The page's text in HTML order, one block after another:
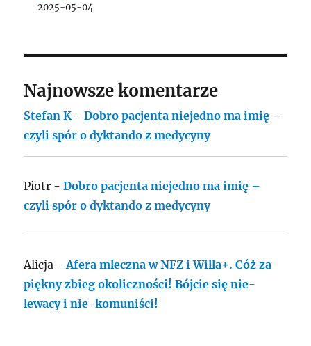
2025-05-04
Najnowsze komentarze
Stefan K -Dobro pacjenta niejedno ma imię –
czyli spór o dyktando z medycyny
Piotr -Dobro pacjenta niejedno ma imię –
czyli spór o dyktando z medycyny
Alicja -Afera mleczna w NFZ i Willa+. Cóż za
piękny zbieg okoliczności! Bójcie się nie-
lewacy i nie-komuniści!